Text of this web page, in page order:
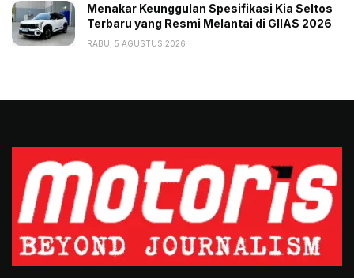
Menakar Keunggulan Spesifikasi Kia Seltos
Terbaru yang Resmi Melantai di GIIAS 2026
RABU, 5 AGUSTUS 2026